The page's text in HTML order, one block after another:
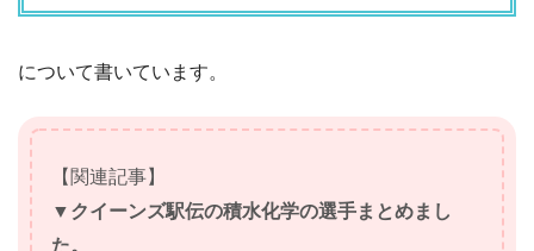
について書いています。
【関連記事】
▼クイーンズ駅伝の積水化学の選手まとめまし
た。